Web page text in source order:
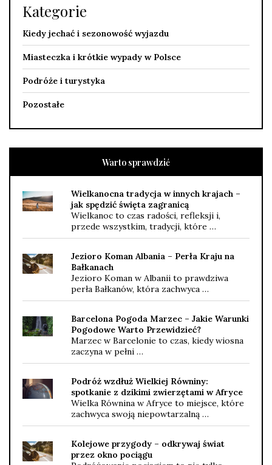
Kategorie
Kiedy jechać i sezonowość wyjazdu
Miasteczka i krótkie wypady w Polsce
Podróże i turystyka
Pozostałe
Warto sprawdzić
Wielkanocna tradycja w innych krajach –
jak spędzić święta zagranicą
Wielkanoc to czas radości, refleksji i,
przede wszystkim, tradycji, które …
Jezioro Koman Albania – Perła Kraju na
Bałkanach
Jezioro Koman w Albanii to prawdziwa
perła Bałkanów, która zachwyca …
Barcelona Pogoda Marzec – Jakie Warunki
Pogodowe Warto Przewidzieć?
Marzec w Barcelonie to czas, kiedy wiosna
zaczyna w pełni …
Podróż wzdłuż Wielkiej Równiny:
spotkanie z dzikimi zwierzętami w Afryce
Wielka Równina w Afryce to miejsce, które
zachwyca swoją niepowtarzalną …
Kolejowe przygody – odkrywaj świat
przez okno pociągu